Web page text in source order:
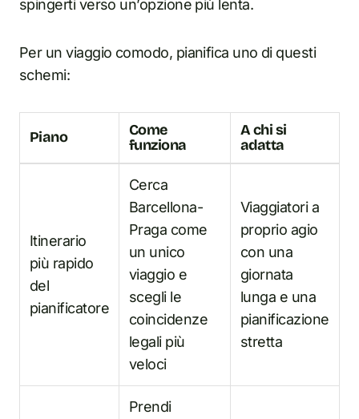
spingerti verso un’opzione più lenta.
Per un viaggio comodo, pianifica uno di questi
schemi:
Piano
Come
funziona
A chi si
adatta
Itinerario
più rapido
del
pianificatore
Cerca
Barcellona-
Praga come
un unico
viaggio e
scegli le
coincidenze
legali più
veloci
Viaggiatori a
proprio agio
con una
giornata
lunga e una
pianificazione
stretta
Prendi